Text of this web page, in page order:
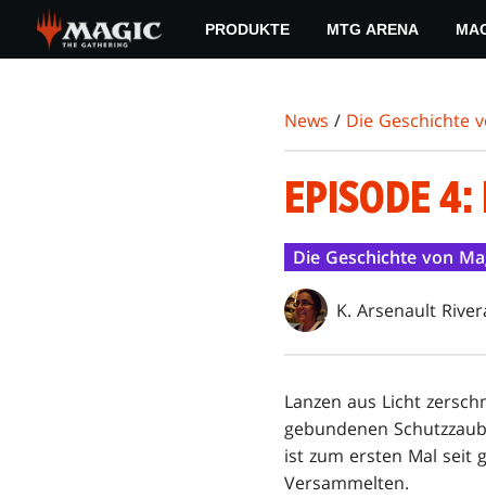
main
PRODUKTE MTG ARENA
News / Die Geschichte
EPISODE
Die Geschichte von
K. Arsenault
Lanzen aus Licht
gebundenen
ist zum ersten Mal seit
Versammelten.